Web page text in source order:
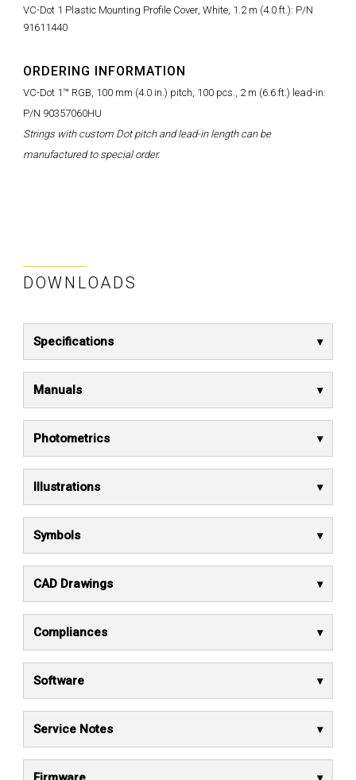
VC-Dot 1 Plastic Mounting Profile Cover, White, 1.2 m (4.0 ft.): P/N
91611440
ORDERING INFORMATION
VC-Dot 1™ RGB, 100 mm (4.0 in.) pitch, 100 pcs., 2 m (6.6 ft.) lead-in:
P/N 90357060HU
Strings with custom Dot pitch and lead-in length can be
manufactured to special order.
DOWNLOADS
Specifications
Manuals
Photometrics
Illustrations
Symbols
CAD Drawings
Compliances
Software
Service Notes